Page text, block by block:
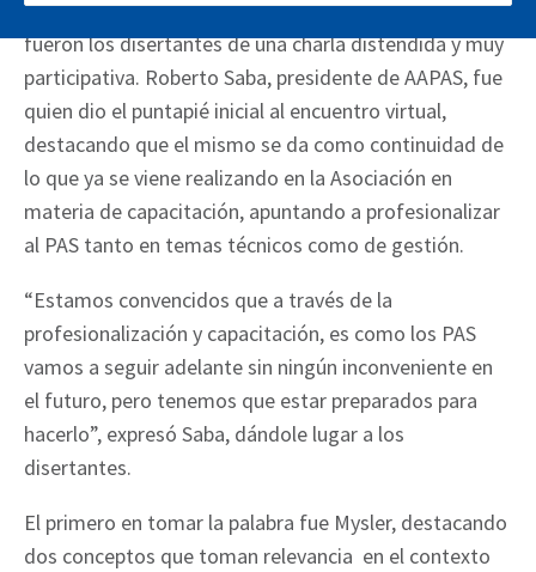
especialista en Comunicación y Marketing digital,
fueron los disertantes de una charla distendida y muy
participativa. Roberto Saba, presidente de AAPAS, fue
quien dio el puntapié inicial al encuentro virtual,
destacando que el mismo se da como continuidad de
lo que ya se viene realizando en la Asociación en
materia de capacitación, apuntando a profesionalizar
al PAS tanto en temas técnicos como de gestión.
“Estamos convencidos que a través de la
profesionalización y capacitación, es como los PAS
vamos a seguir adelante sin ningún inconveniente en
el futuro, pero tenemos que estar preparados para
hacerlo”, expresó Saba, dándole lugar a los
disertantes.
El primero en tomar la palabra fue Mysler, destacando
dos conceptos que toman relevancia en el contexto